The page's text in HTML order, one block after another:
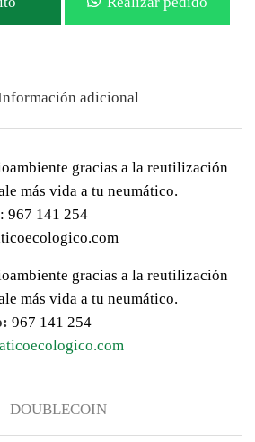
adicional
gracias a la reutilización
más vida a tu neumático.
967 141 254
gracias a la reutilización
más vida a tu neumático.
967 141 254
DOUBLECOIN